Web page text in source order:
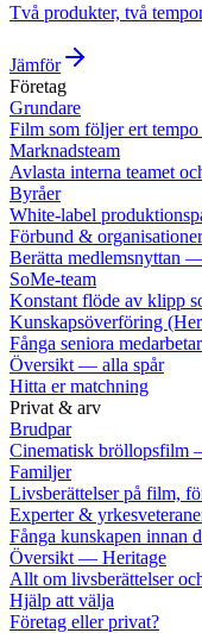
Två produkter, två
Jämför
Företag
Grundare
Film som följer ert
Marknadsteam
Avlasta interna teamet
Byråer
White-label
Förbund & organisationer
Berätta medlemsnyttan
SoMe-team
Konstant flöde av klipp
Kunskapsöverföring
Fånga seniora
Översikt — alla spår
Hitta er matchning
Privat & arv
Brudpar
Cinematisk bröllopsfilm
Familjer
Livsberättelser på film,
Experter &
Fånga kunskapen innan
Översikt — Heritage
Allt om livsberättelser
Hjälp att välja
Företag eller privat?